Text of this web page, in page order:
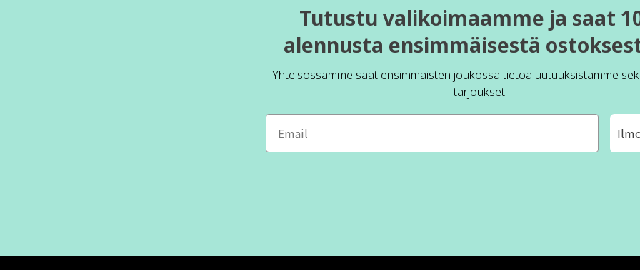
Tutustu valikoimaamme ja saat
alennusta ensimmäisestä
Yhteisössämme saat ensimmäisten joukossa tietoa uutuuksistamme
tarjoukset.